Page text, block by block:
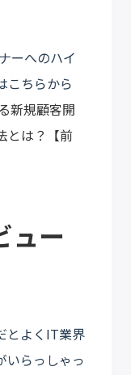
ーへのハイ
こちらから
新規顧客開
とは？【前
ュー
とよくIT業界
いらっしゃっ